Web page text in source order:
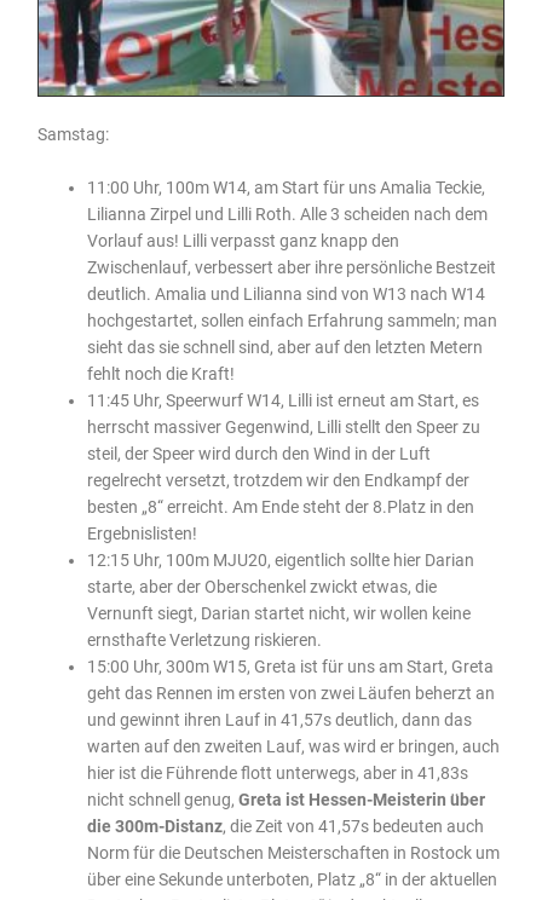
Samstag:
11:00 Uhr, 100m W14, am Start für uns Amalia Teckie,
Lilianna Zirpel und Lilli Roth. Alle 3 scheiden nach dem
Vorlauf aus! Lilli verpasst ganz knapp den
Zwischenlauf, verbessert aber ihre persönliche Bestzeit
deutlich. Amalia und Lilianna sind von W13 nach W14
hochgestartet, sollen einfach Erfahrung sammeln; man
sieht das sie schnell sind, aber auf den letzten Metern
fehlt noch die Kraft!
11:45 Uhr, Speerwurf W14, Lilli ist erneut am Start, es
herrscht massiver Gegenwind, Lilli stellt den Speer zu
steil, der Speer wird durch den Wind in der Luft
regelrecht versetzt, trotzdem wir den Endkampf der
besten „8“ erreicht. Am Ende steht der 8.Platz in den
Ergebnislisten!
12:15 Uhr, 100m MJU20, eigentlich sollte hier Darian
starte, aber der Oberschenkel zwickt etwas, die
Vernunft siegt, Darian startet nicht, wir wollen keine
ernsthafte Verletzung riskieren.
15:00 Uhr, 300m W15, Greta ist für uns am Start, Greta
geht das Rennen im ersten von zwei Läufen beherzt an
und gewinnt ihren Lauf in 41,57s deutlich, dann das
warten auf den zweiten Lauf, was wird er bringen, auch
hier ist die Führende flott unterwegs, aber in 41,83s
nicht schnell genug,Greta ist Hessen-Meisterin über
die 300m-Distanz, die Zeit von 41,57s bedeuten auch
Norm für die Deutschen Meisterschaften in Rostock um
über eine Sekunde unterboten, Platz „8“ in der aktuellen